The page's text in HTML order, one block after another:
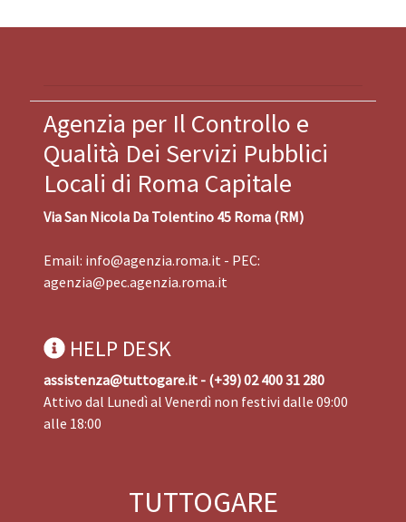
Agenzia per Il Controllo e
Qualità Dei Servizi Pubblici
Locali di Roma Capitale
Via San Nicola Da Tolentino 45 Roma (RM)
Email: info@agenzia.roma.it - PEC:
agenzia@pec.agenzia.roma.it
HELP DESK
assistenza@tuttogare.it - (+39) 02 400 31 280
Attivo dal Lunedì al Venerdì non festivi dalle 09:00
alle 18:00
TUTTOGARE